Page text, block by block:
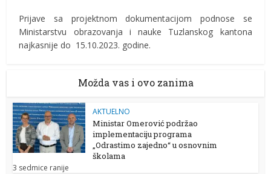
Prijave sa projektnom dokumentacijom podnose se
Ministarstvu obrazovanja i nauke Tuzlanskog kantona
najkasnije do 15.10.2023. godine.
Možda vas i ovo zanima
AKTUELNO
Ministar Omerović podržao
implementaciju programa
„Odrastimo zajedno“ u osnovnim
školama
3 sedmice ranije